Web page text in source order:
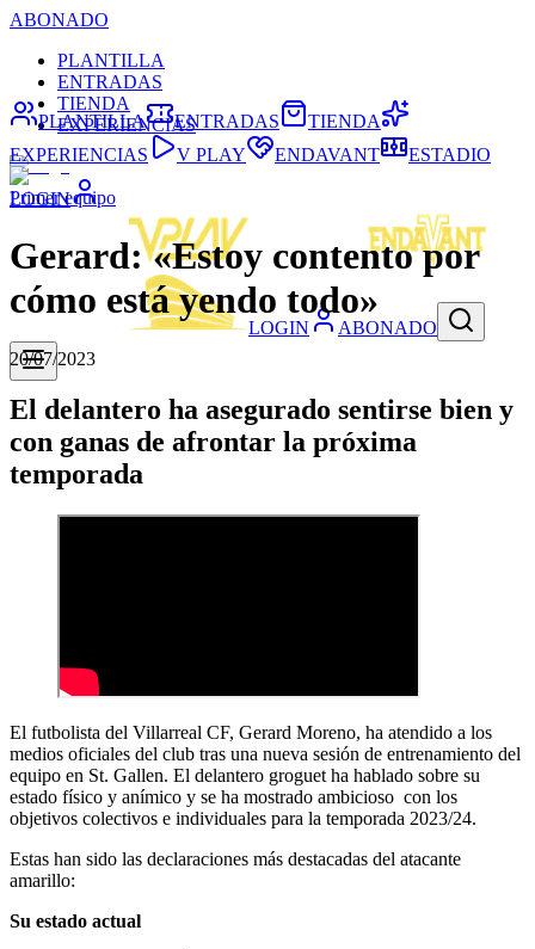
ABONADO
PLANTILLA
ENTRADAS
TIENDA
EXPERIENCIAS
LOGIN
LOGIN ABONADO
PLANTILLA ENTRADAS
TIENDA
EXPERIENCIAS
V PLAY ENDAVANT ESTADIO
Primer equipo
Gerard: «Estoy contento por
cómo está yendo todo»
20/07/2023
El delantero ha asegurado sentirse bien y
con ganas de afrontar la próxima
temporada
El futbolista del Villarreal CF, Gerard Moreno, ha atendido a los
medios oficiales del club tras una nueva sesión de entrenamiento del
equipo en St. Gallen. El delantero groguet ha hablado sobre su
estado físico y anímico y se ha mostrado ambicioso con los
objetivos colectivos e individuales para la temporada 2023/24.
Estas han sido las declaraciones más destacadas del atacante
amarillo:
Su estado actual